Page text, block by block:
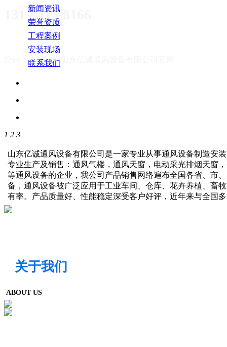
131-8415-8166
您好！欢迎访问
新闻资讯
荣誉资质
工程案例
安装现场
联系我们
1 2 3
山东亿诚通风设备有限公司是一家专业从事通风设备制造安
专业生产及销售：通风气楼，通风天窗，电动采光排烟天窗
等通风设备的企业，我公司产品销售网络遍布全国各省、市
备，通风设备被广泛应用于工业车间、仓库、花卉养植、畜
有率。产品质量好、性能稳定深受客户好评，近年来与全国
关于我们
ABOUT US